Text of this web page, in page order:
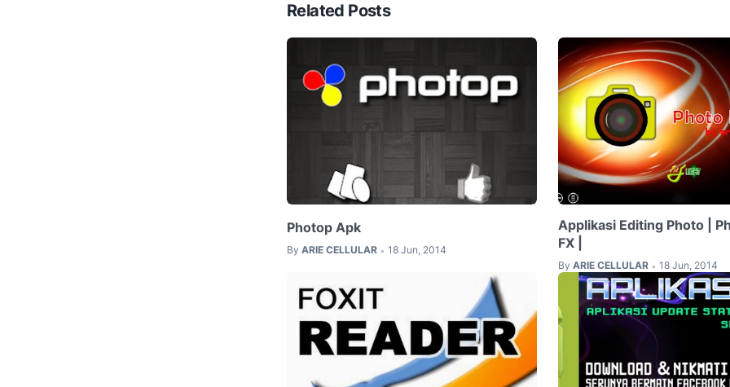
Related Posts
Photop Apk
By ARIE CELLULAR • 18 Jun, 2014
Applikasi Editing Photo |
FX |
By ARIE CELLULAR • 18 Jun, 2014